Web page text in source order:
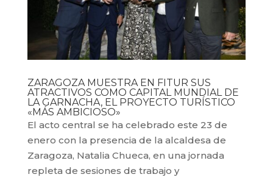
ZARAGOZA MUESTRA EN FITUR SUS
ATRACTIVOS COMO CAPITAL MUNDIAL DE
LA GARNACHA, EL PROYECTO TURÍSTICO
«MÁS AMBICIOSO»
El acto central se ha celebrado este 23 de
enero con la presencia de la alcaldesa de
Zaragoza, Natalia Chueca, en una jornada
repleta de sesiones de trabajo y